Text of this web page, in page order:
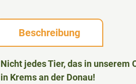
Beschreibung
Nicht jedes Tier, das in unserem
in Krems an der Donau!